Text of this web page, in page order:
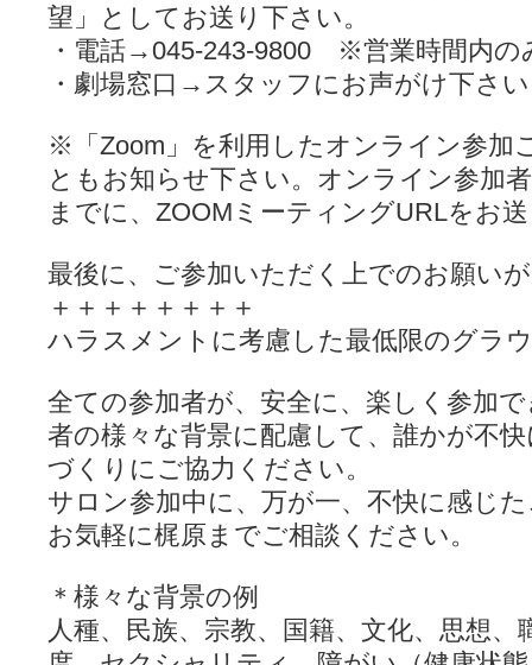
望」としてお送り下さい。
・電話→045-243-9800 ※営業時間内の
・劇場窓口→スタッフにお声がけ下さ
※「Zoom」を利用したオンライン参加
ともお知らせ下さい。オンライン参加
までに、ZOOMミーティングURLをお
最後に、ご参加いただく上でのお願い
＋＋＋＋＋＋＋＋
ハラスメントに考慮した最低限のグラ
全ての参加者が、安全に、楽しく参加
者の様々な背景に配慮して、誰かが不
づくりにご協力ください。
サロン参加中に、万が一、不快に感じ
お気軽に梶原までご相談ください。
＊様々な背景の例
人種、民族、宗教、国籍、文化、思想、